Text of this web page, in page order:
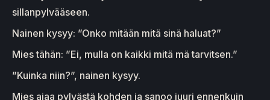
sillanpylvääseen.
Nainen kysyy: ”Onko mitään mitä sinä haluat?”
Mies tähän: ”Ei, mulla on kaikki mitä mä tarvitsen.”
”Kuinka niin?”, nainen kysyy.
Mies ajaa pylvästä kohden ja sanoo juuri ennenkuin